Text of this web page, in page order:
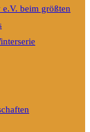
beim größten